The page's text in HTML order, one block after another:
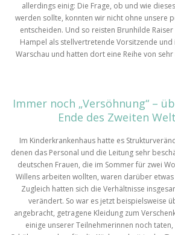
allerdings einig: Die Frage, ob und wie
werden sollte, konnten wir nicht ohne unsere
entscheiden. Und so reisten Brunhilde
Hampel als stellvertretende Vorsitzende und
Warschau und hatten dort eine Reihe von
Immer noch „Versöhnung“ –
Ende des Zweiten
Im Kinderkrankenhaus hatte es
denen das Personal und die Leitung sehr
deutschen Frauen, die im Sommer für zwei
Willens arbeiten wollten, waren darüber
Zugleich hatten sich die Verhältnisse
verändert. So war es jetzt beispielsweise
angebracht, getragene Kleidung zum
einige unserer Teilnehmerinnen noch